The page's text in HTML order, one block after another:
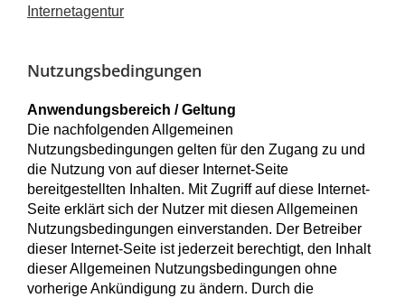
Internetagentur
Nutzungsbedingungen
Anwendungsbereich / Geltung
Die nachfolgenden Allgemeinen
Nutzungsbedingungen gelten für den Zugang zu und
die Nutzung von auf dieser Internet-Seite
bereitgestellten Inhalten. Mit Zugriff auf diese Internet-
Seite erklärt sich der Nutzer mit diesen Allgemeinen
Nutzungsbedingungen einverstanden. Der Betreiber
dieser Internet-Seite ist jederzeit berechtigt, den Inhalt
dieser Allgemeinen Nutzungsbedingungen ohne
vorherige Ankündigung zu ändern. Durch die